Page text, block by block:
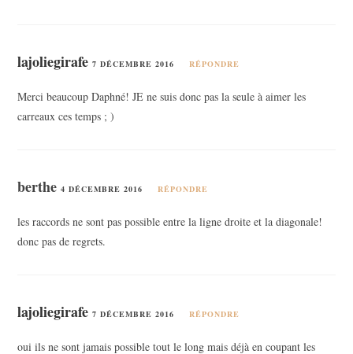
lajoliegirafe 7 DÉCEMBRE 2016 RÉPONDRE
Merci beaucoup Daphné! JE ne suis donc pas la seule à aimer les
carreaux ces temps ; )
berthe4 DÉCEMBRE 2016 RÉPONDRE
les raccords ne sont pas possible entre la ligne droite et la diagonale!
donc pas de regrets.
lajoliegirafe 7 DÉCEMBRE 2016 RÉPONDRE
oui ils ne sont jamais possible tout le long mais déjà en coupant les